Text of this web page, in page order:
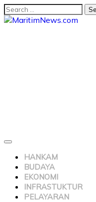
HANKAM
BUDAYA
EKONOMI
INFRASTUKTUR
PELAYARAN